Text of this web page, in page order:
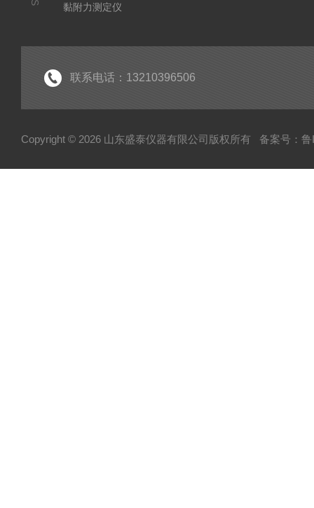
黏附力测定仪
联系电话：13210396506
Copyright © 2026 山东盛泰仪器有限公司版权所有 备案号：